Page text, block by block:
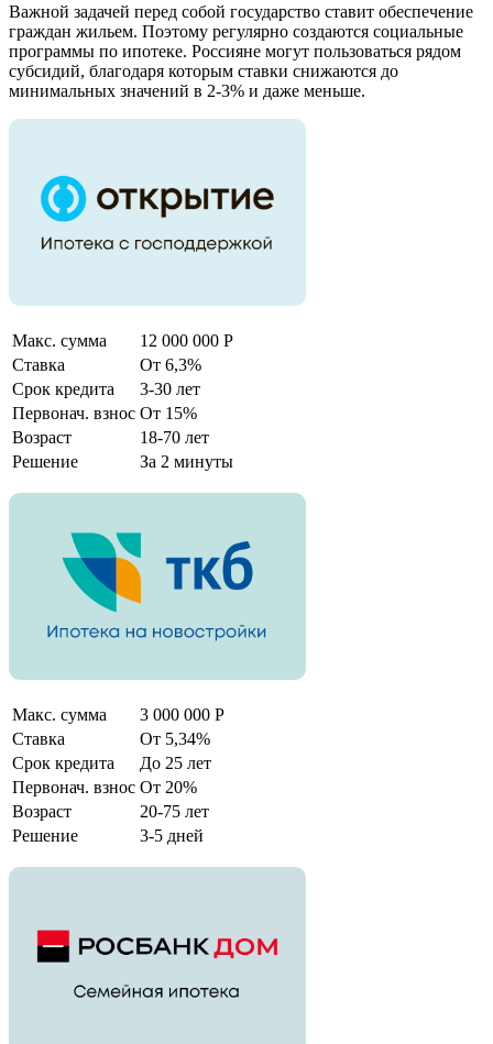
Важной задачей перед собой государство ставит обеспечение
граждан жильем. Поэтому регулярно создаются социальные
программы по ипотеке. Россияне могут пользоваться рядом
субсидий, благодаря которым ставки снижаются до
минимальных значений в 2-3% и даже меньше.
Макс. сумма
12 000 000 Р
Ставка
От 6,3%
Срок кредита
3-30 лет
Первонач. взнос От 15%
Возраст
18-70 лет
Решение
За 2 минуты
Макс. сумма
3 000 000 Р
Ставка
От 5,34%
Срок кредита
До 25 лет
Первонач. взнос От 20%
Возраст
20-75 лет
Решение
3-5 дней